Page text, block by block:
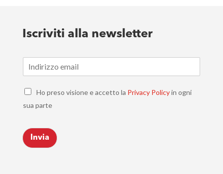
Iscriviti alla newsletter
m
*
C
e
k
b
o
Ho preso visione e accetto la Privacy Policyin ogni
sua parte
Invia